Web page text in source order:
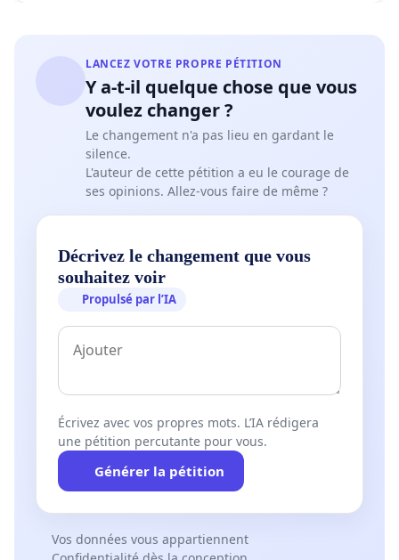
LANCEZ VOTRE PROPRE PÉTITION
Y a-t-il quelque chose que vous
voulez changer ?
Le changement n'a pas lieu en gardant le
silence.
L'auteur de cette pétition a eu le courage de
ses opinions. Allez-vous faire de même ?
Décrivez le changement que vous
souhaitez voir
Propulsé par l’IA
Écrivez avec vos propres mots. L’IA rédigera
une pétition percutante pour vous.
Générer la pétition
Vos données vous appartiennent